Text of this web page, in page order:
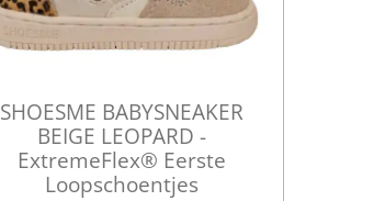
SHOESME BABYSNEAKER
BEIGE LEOPARD -
ExtremeFlex® Eerste
Loopschoentjes